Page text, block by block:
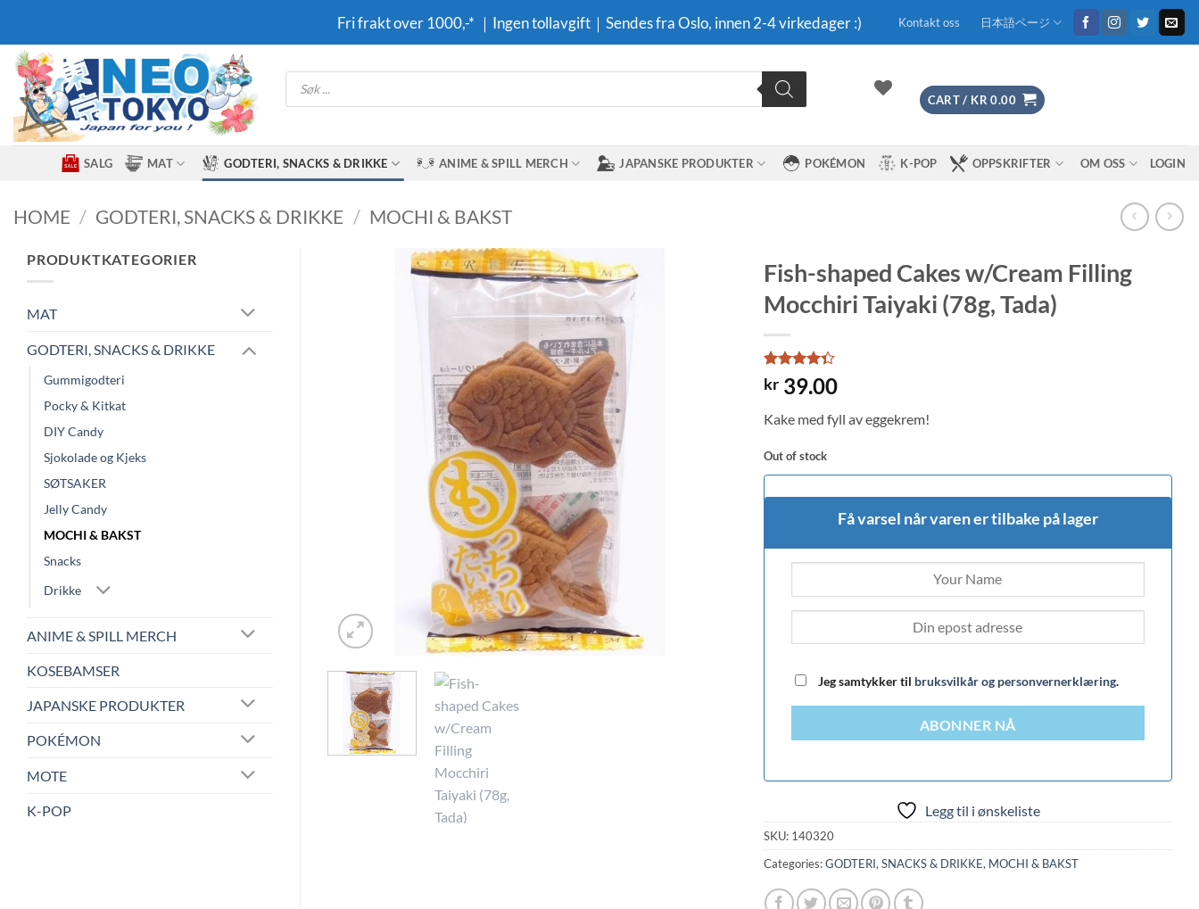
content
Fri frakt over 1000,-* ｜Ingen tollavgift｜Sendes fra Oslo, innen 2-4 virkedager :) Kontakt oss 日本語ページ
Products
search
CART / KR 0.00
SALG MAT GODTERI, SNACKS & DRIKKE ANIME & SPILL MERCH JAPANSKE PRODUKTER POKÉMON K-POP OPPSKRIFTER OM OSS LOGIN
HOME / GODTERI, SNACKS & DRIKKE / MOCHI & BAKST
PRODUKTKATEGORIER
MAT
GODTERI, SNACKS & DRIKKE
Gummigodteri
Pocky & Kitkat
DIY Candy
Sjokolade og Kjeks
SØTSAKER
Jelly Candy
MOCHI & BAKST
Snacks
Drikke
ANIME & SPILL MERCH
KOSEBAMSER
JAPANSKE PRODUKTER
POKÉMON
MOTE
K-POP
Fish-shaped Cakes w/Cream Filling
Mocchiri Taiyaki (78g, Tada)
Rated
4.33out
based on
3
ratings
kr39.00
Kake med fyll av eggekrem!
Out of stock
Få varsel når varen er tilbake på lager
Jeg samtykker til bruksvilkår og personvernerklæring.
ABONNER NÅ
Legg til i ønskeliste
SKU: 140320
Categories:GODTERI, SNACKS & DRIKKE, MOCHI & BAKST